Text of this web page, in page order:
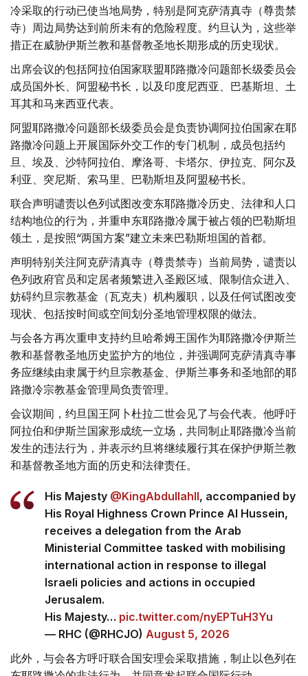
冷采取的行动已使当地局势，特别是阿克萨清真寺（尊贵禁
寺）周边局势达到前所未有的危险程度。约旦认为，这些举
措正在威胁伊斯兰教和基督教圣地长期形成的历史现状。
出席会议的包括阿拉伯国家联盟耶路撒冷问题部长级委员会
成员国外长、阿盟秘书长，以及印度尼西亚、巴基斯坦、土
耳其和马来西亚代表。
阿盟耶路撒冷问题部长级委员会是负责协调阿拉伯国家在耶
路撒冷问题上开展国际外交工作的专门机制，成员包括约
旦、埃及、沙特阿拉伯、摩洛哥、卡塔尔、伊拉克、阿尔及
利亚、突尼斯、索马里、巴勒斯坦及阿盟秘书长。
联合声明谴责以色列试图改变东耶路撒冷历史、法律和人口
结构地位的行为，并重申东耶路撒冷属于被占领的巴勒斯坦
领土，是按照“两国方案”建立未来巴勒斯坦国的首都。
声明特别关注阿克萨清真寺（尊贵禁寺）当前局势，谴责以
色列政府官员和定居者频繁进入圣殿区域、限制信众进入、
妨碍约旦宗教基金（瓦克夫）机构履职，以及任何试图改变
现状、包括按时间或空间划分圣地管理权限的做法。
与会各方再次重申支持约旦哈希姆王国作为耶路撒冷伊斯兰
教和基督教圣地历史监护方的地位，并强调阿克萨清真寺事
务应继续由隶属于约旦宗教基金、伊斯兰事务和圣地部的耶
路撒冷宗教基金管理局负责管理。
会议期间，约旦国王阿卜杜拉二世会见了与会代表。他呼吁
阿拉伯和伊斯兰国家形成统一立场，共同制止耶路撒冷当前
发生的违法行为，并表示约旦将继续履行其在保护伊斯兰教
和基督教圣地方面的历史和法律责任。
His Majesty @KingAbdullahII , accompanied by
His Royal Highness Crown Prince Al Hussein,
receives a delegation from the Arab
Ministerial Committee tasked with mobilising
international action in response to illegal
Israeli policies and actions in occupied
Jerusalem.
His Majesty…
pic.twitter.com/nyEPTuH3Yu
— RHC (@RHCJO) August 5, 2026
此外，与会各方呼吁联合国安理会采取措施，制止以色列在
东耶路撒冷的非法行为，并同意发起联合国际行动。